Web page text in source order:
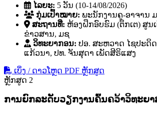
ໄລຍະ: 5 ວັນ (10-14/08/2026)
ກຸ່ມເປົ້າໝາຍ: ພະນັກງານຄູ-ອາຈານ
ສະຖານທີ່: ຫ້ອງຝຶກອົບຮົມ (ຕຶກເຕ) ສູນ
ຂ່າວສານ, ມຊ
ວິທະຍາກອນ: ປອ. ສະຫວາດ ໄຊປະດິ
ແກ້ວນາ, ປທ. ຈັນສຸດາ ເພັດສີຣິແສງ
ເບິ່ງ / ດາວໂຫຼດ PDF ຫຼັກສູດ
ຫຼັກສູດ 2
ການຍົກລະດັບວຽກງານຄົ້ນຄວ້າວິທະຍ